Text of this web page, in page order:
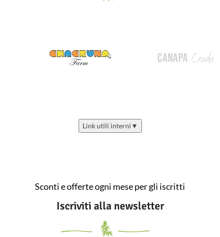
Link utili interni ▼
Sconti e offerte ogni mese per gli iscritti
Iscriviti alla newsletter